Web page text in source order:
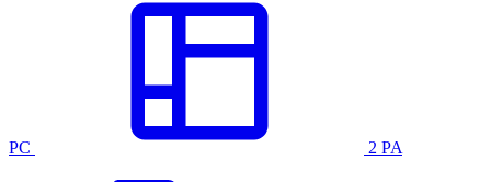
PC 2 PA